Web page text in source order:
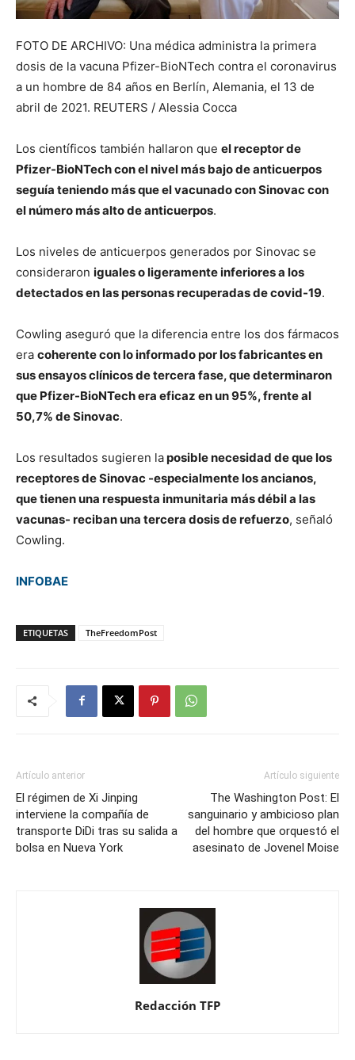
FOTO DE ARCHIVO: Una médica administra la primera
dosis de la vacuna Pfizer-BioNTech contra el coronavirus
a un hombre de 84 años en Berlín, Alemania, el 13 de
abril de 2021. REUTERS / Alessia Cocca
Los científicos también hallaron que el receptor de
Pfizer-BioNTech con el nivel más bajo de anticuerpos
seguía teniendo más que el vacunado con Sinovac con
el número más alto de anticuerpos.
Los niveles de anticuerpos generados por Sinovac se
consideraron iguales o ligeramente inferiores a los
detectados en las personas recuperadas de covid-19.
Cowling aseguró que la diferencia entre los dos fármacos
era coherente con lo informado por los fabricantes en
sus ensayos clínicos de tercera fase, que determinaron
que Pfizer-BioNTech era eficaz en un 95%, frente al
50,7% de Sinovac.
Los resultados sugieren laposible necesidad de que los
receptores de Sinovac -especialmente los ancianos,
que tienen una respuesta inmunitaria más débil a las
vacunas- reciban una tercera dosis de refuerzo, señaló
Cowling.
INFOBAE
ETIQUETAS TheFreedomPost
Artículo anterior
El régimen de Xi Jinping
interviene la compañía de
transporte DiDi tras su salida a
bolsa en Nueva York
Artículo siguiente
The Washington Post: El
sanguinario y ambicioso plan
del hombre que orquestó el
asesinato de Jovenel Moise
Redacción TFP